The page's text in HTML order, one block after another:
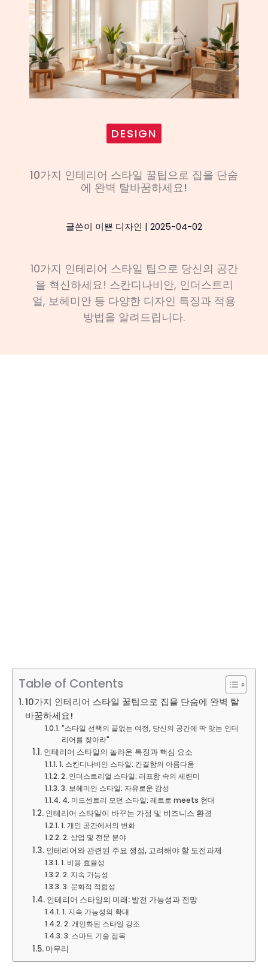
DESIGN
10가지 인테리어 스타일 꿀팁으로 집을 단숨
에 완벽 탈바꿈하세요!
글쓴이 이쁜 디자인 | 2025-04-02
10가지 인테리어 스타일 팁으로 당신의 공간
을 혁신하세요! 스칸디나비안, 인더스트리
얼, 보헤미안 등 다양한 디자인 특징과 적용
방법을 알려드립니다.
Table of Contents
10가지 인테리어 스타일 꿀팁으로 집을 단숨에 완벽 탈
바꿈하세요!
"스타일 선택의 끝없는 여정, 당신의 공간에 딱 맞는 인테
리어를 찾아라"
인테리어 스타일의 놀라운 특징과 핵심 요소
1. 스칸디나비안 스타일: 간결함의 아름다움
2. 인더스트리얼 스타일: 러프함 속의 세련미
3. 보헤미안 스타일: 자유로운 감성
4. 미드센트리 모던 스타일: 레트로 meets 현대
인테리어 스타일이 바꾸는 가정 및 비즈니스 환경
1. 개인 공간에서의 변화
2. 상업 및 전문 분야
인테리어와 관련된 주요 쟁점, 고려해야 할 도전과제
1. 비용 효율성
2. 지속 가능성
3. 문화적 적합성
인테리어 스타일의 미래: 발전 가능성과 전망
1. 지속 가능성의 확대
2. 개인화된 스타일 강조
3. 스마트 기술 접목
마무리